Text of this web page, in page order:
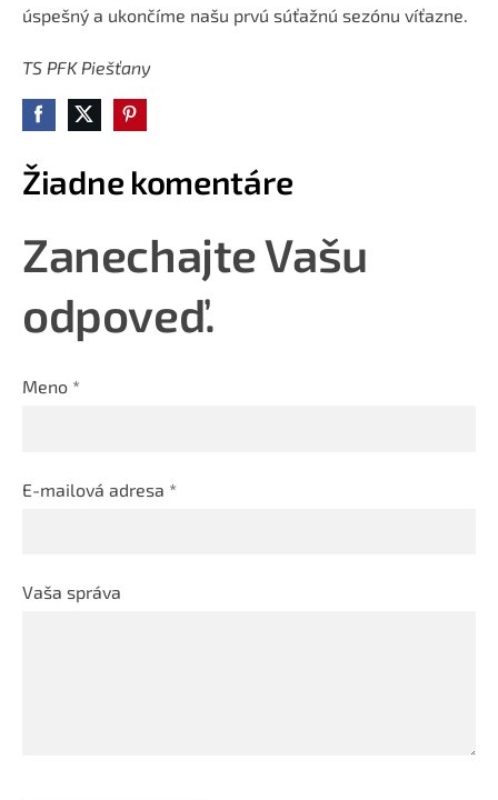
úspešný a ukončíme našu prvú súťažnú sezónu víťazne.
TS PFK Piešťany
Žiadne komentáre
Zanechajte Vašu
odpoveď.
Meno *
E-mailová adresa *
Vaša správa